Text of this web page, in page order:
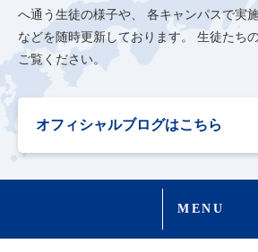
へ通う生徒の様子や、
各キャンパスで実
などを随時更新しております。
生徒たち
ご覧ください。
オフィシャルブログはこちら
MENU